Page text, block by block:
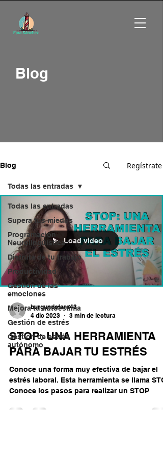
Blog
Blog Regístrate
Todas las entradas
Supera tus miedos
Programación
Neurolingüística
Disfruta de tu trabajo
Productividad
Gestión de las
emociones
Mejora tu autoestima
Gestión de estrés
Gestion de estrés
autónomo
Todas las entradas
Load video
burgundofara43
4 dic 2023
3 min de lectura
STOP: UNA HERRAMIENTA
PARA BAJAR TU ESTRÉS
Conoce una forma muy efectiva de bajar el
estrés laboral. Esta herramienta se llama
Conoce los pasos para realizar un STOP